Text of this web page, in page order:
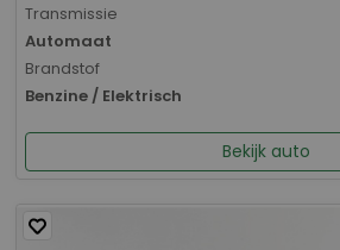
Transmissie
Automaat
Brandstof
Benzine / Elektrisch
Bekijk auto